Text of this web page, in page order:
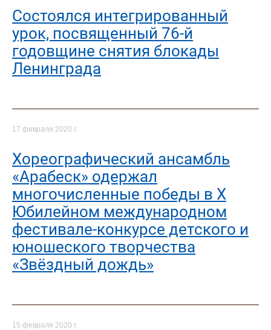
Состоялся интегрированный
урок, посвященный 76-й
годовщине снятия блокады
Ленинграда
17 февраля 2020 г.
Хореографический ансамбль
«Арабеск» одержал
многочисленные победы в X
Юбилейном международном
фестивале-конкурсе детского и
юношеского творчества
«Звёздный дождь»
15 февраля 2020 г.